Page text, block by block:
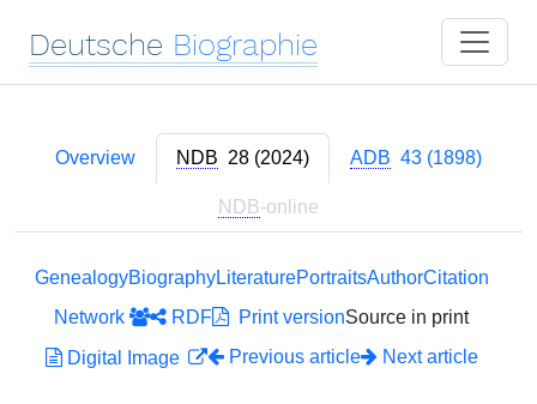
Deutsche Biographie
Overview NDB 28 (2024) ADB 43 (1898)
NDB-online
GenealogyBiographyLiteraturePortraitsAuthorCitation
Network
RDF Print versionSource in print
Digital Image
Previous article Next article